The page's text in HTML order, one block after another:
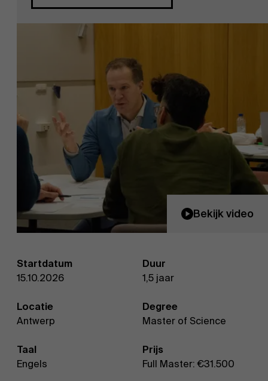
Bekijk video
Startdatum
15.10.2026
Duur
1,5 jaar
Locatie
Antwerp
Degree
Master of Science
Taal
Engels
Prijs
Full Master: €31.500